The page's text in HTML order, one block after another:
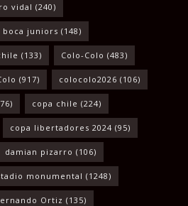
vidal (240)
boca juniors (148)
(133) Colo-Colo (483)
(917) colocolo2026 (106)
copa chile (224)
copa libertadores 2024 (95)
damian pizarro (106)
monumental (1248)
Ortiz (135)